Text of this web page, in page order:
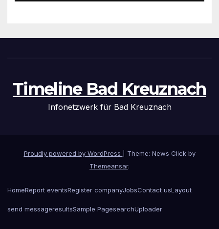
Timeline Bad Kreuznach
Infonetzwerk für Bad Kreuznach
Proudly powered by WordPress
Theme: News Click by
Themeansar.
HomeReport eventsRegister companyJobsContact usLayout
send messageresultsSample PagesearchUploader